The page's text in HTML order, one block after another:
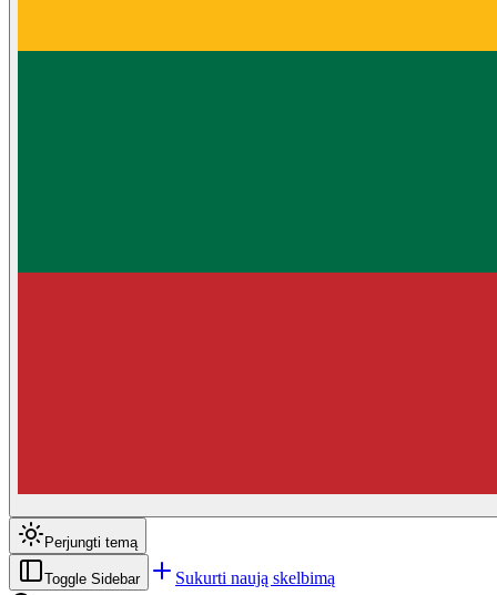
Perjungti temą
Toggle Sidebar Sukurti naują skelbimą